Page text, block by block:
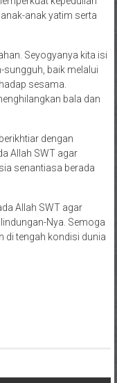
anak yatim serta
Seyogyanya kita isi
sungguh, baik melalui
sesama.
bala dan
dengan
Allah SWT agar
senantiasa berada
Allah SWT agar
Nya. Semoga
di tengah kondisi dunia